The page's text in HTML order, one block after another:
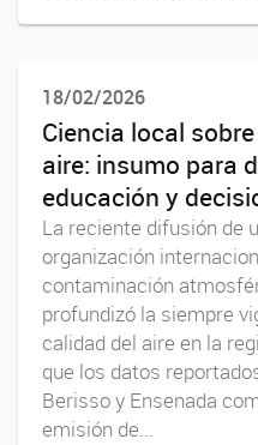
18/02/2026
Ciencia local
aire: insumo para
educación y
La reciente difusión de
organización
contaminación
profundizó la siempre
calidad del aire en la
que los datos
Berisso y Ensenada
emisión de...